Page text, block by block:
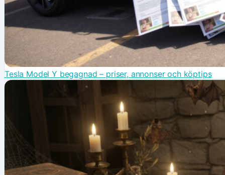
Tesla Model Y begagnad – priser, annonser och köptips